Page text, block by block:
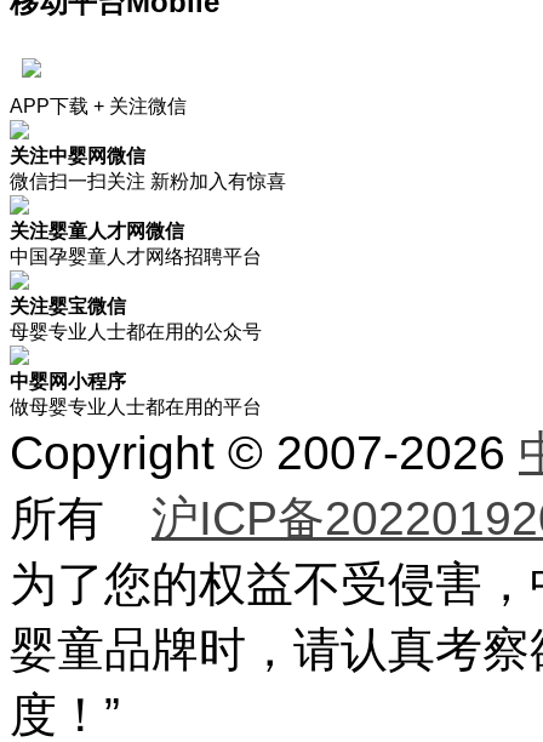
APP下载 + 关注微信
关注中婴网微信
微信扫一扫关注 新粉加入有惊喜
关注婴童人才网微信
中国孕婴童人才网络招聘平台
关注婴宝微信
母婴专业人士都在用的公众号
中婴网小程序
做母婴专业人士都在用的平台
Copyright © 2007-2026
所有 沪ICP备
为了您的权益不受侵害
婴童品牌时，请认真考
度！”